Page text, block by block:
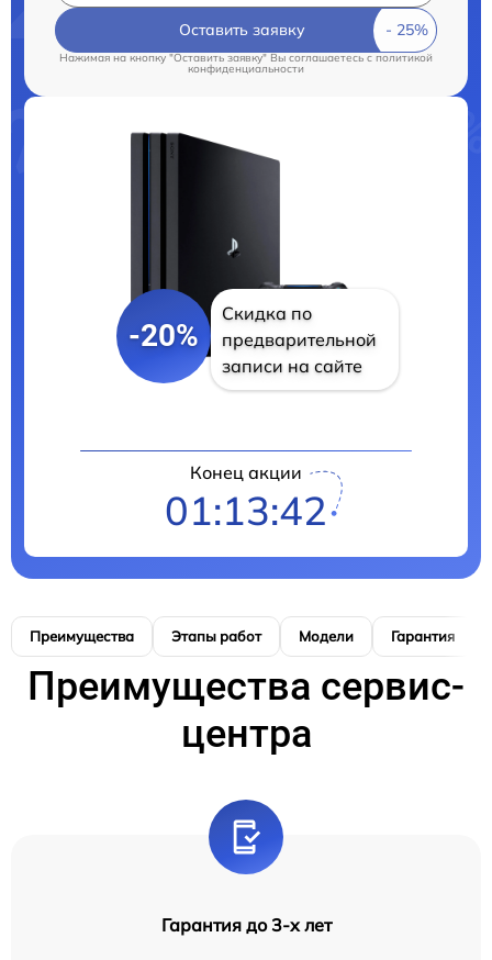
Оставить заявку
Нажимая на кнопку "Оставить заявку" Вы соглашаетесь cполитикой
конфиденциальности
-20%
Скидка по
предварительной
записи на сайте
Конец акции
01:13:41
Преимущества Этапы работ Модели Гарантия
Преимущества сервис-
центра
Гарантия до 3-х лет